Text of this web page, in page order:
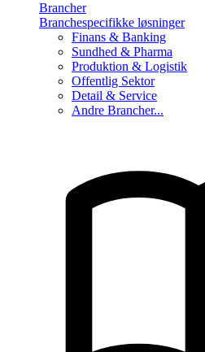
Brancher
Branchespecifikke løsninger
Finans & Banking
Sundhed & Pharma
Produktion & Logistik
Offentlig Sektor
Detail & Service
Andre Brancher...